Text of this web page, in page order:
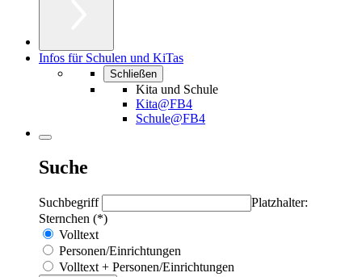
Infos für Schulen und KiTas
Schließen
Kita und Schule
Kita@FB4
Schule@FB4
Suche
Suchbegriff
Platzhalter:
Sternchen (*)
Volltext
Personen/Einrichtungen
Volltext + Personen/Einrichtungen